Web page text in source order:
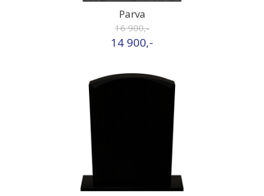
Parva
16 900,-
14 900,-